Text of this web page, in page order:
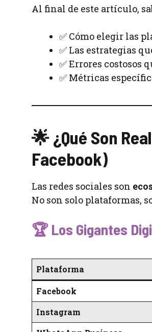
Al final de este artículo,
✅ Cómo elegir las
✅ Las estrategias
✅ Errores costosos
✅ Métricas
🌟 ¿Qué Son
Facebook)
Las redes sociales son
No son solo plataformas,
🏆 Los Gigantes
Plataforma
Facebook
Instagram